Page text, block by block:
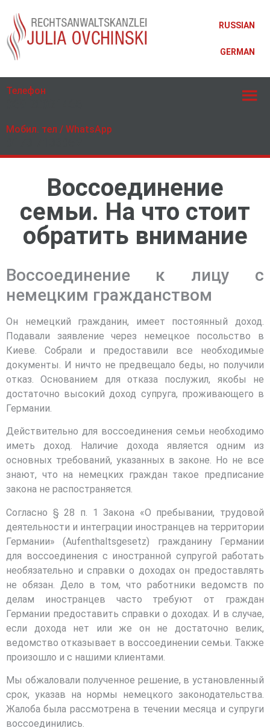
RUSSIAN
GERMAN
Телефон
Мобил. тел / WhatsApp
Воссоединение
семьи. На что стоит
обратить внимание
Воссоединение к лицу с
немецким гражданством
Он немецкий гражданин, имеет постоянный доход.
Подавали заявление через немецкое посольство в
Киеве. Собрали и предоставили все необходимые
документы. И ничто не предвещало беды, но получили
отказ. Основанием для отказа послужил, якобы не
достаточно высокий доход супруга, проживающего в
Германии.
Действительно для воссоединения семьи необходимо
иметь доход. Наличие дохода является одним из
основных требований, указанных в законе. Но не все
знают, что на немецких граждан такое предписание
закона не распостраняется.
Согласно § 28 п. 1 Закона «О пребывании, трудовой
деятельности и интеграции иностранцев на территории
Германии» (Aufenthaltsgesetz) гражданину Германии
для воссоединения с иностранной супругой работать
необязательно и справки о доходах он предоставлять
не обязан. Дело в том, что работники ведомств по
делам иностранцев часто требуют от граждан
Германии предоставить справки о доходах. И в случае,
если дохода нет или же он не достаточно велик,
ведомство отказывает в воссоединении семьи. Также
произошло и с нашими клиентами.
Мы обжаловали полученное решение, в установленный
срок, указав на нормы немецкого законодательства.
Жалоба была рассмотрена в течении месяца и супруги
воссоединились.